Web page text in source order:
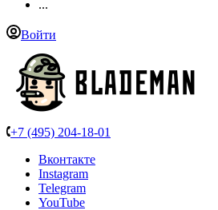
...
Войти
+7 (495) 204-18-01
Вконтакте
Instagram
Telegram
YouTube